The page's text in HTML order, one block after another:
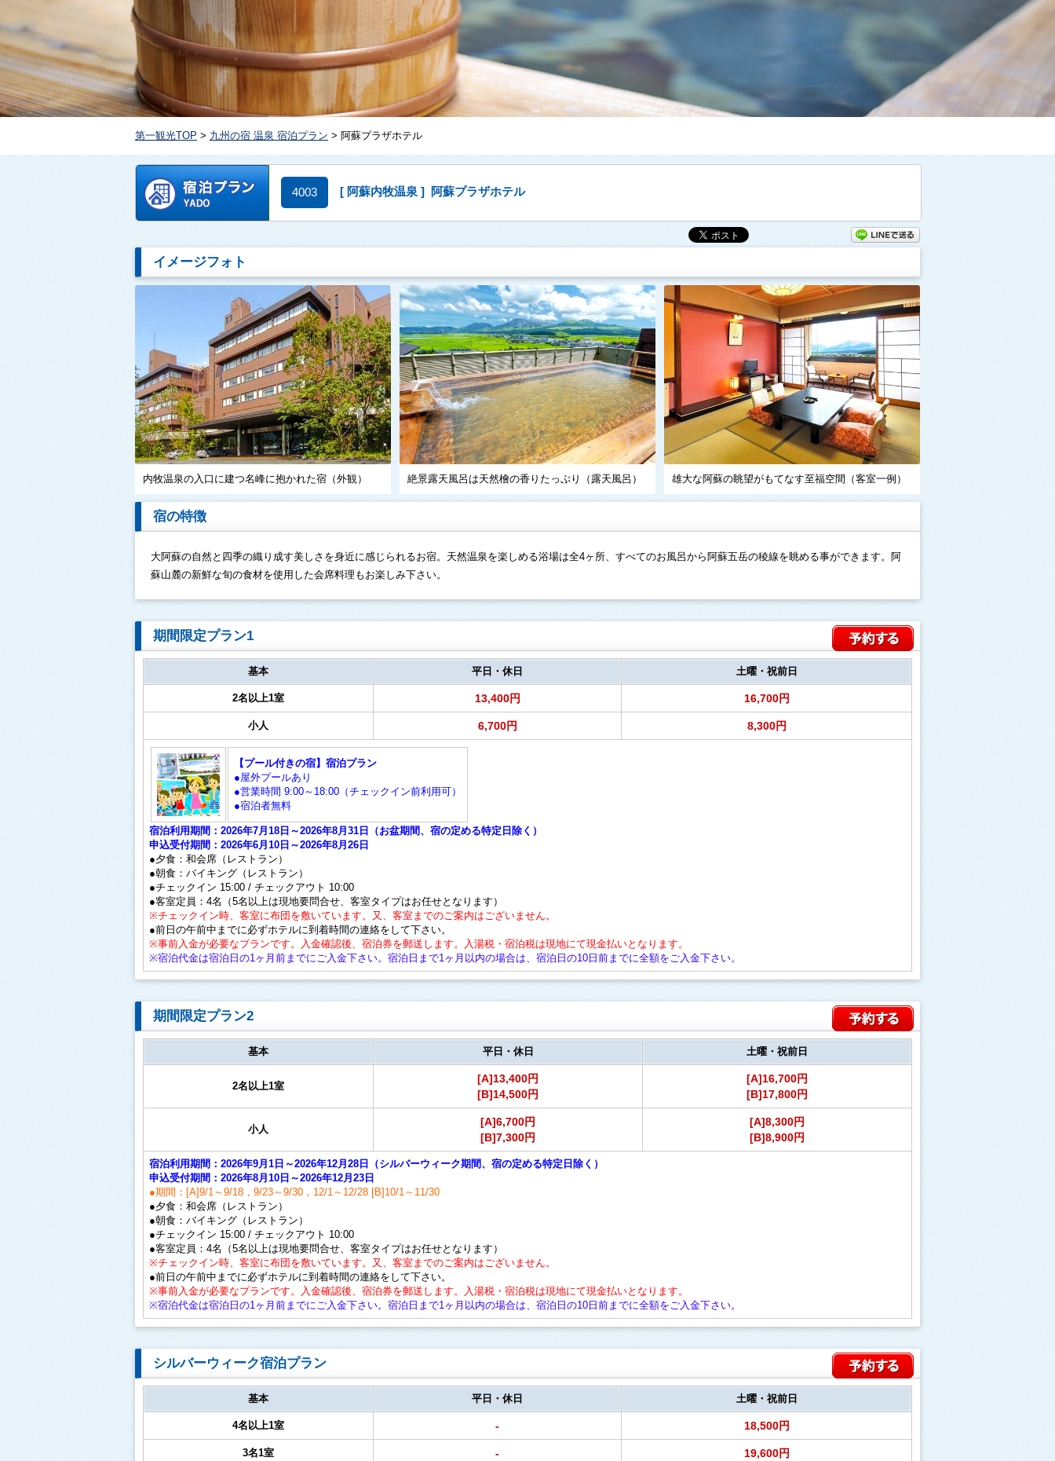
第一観光TOP > 九州の宿 温泉 宿泊プラン > 阿蘇プラザホテル
4003 [ 阿蘇内牧温泉 ] 阿蘇プラザホテル
イメージフォト
内牧温泉の入口に建つ名峰に抱かれた宿（外観） 絶景露天風呂は天然檜の香りたっぷり（露天風呂） 雄大な阿蘇の眺望がもてなす至福空間（客室一例）
宿の特徴
大阿蘇の自然と四季の織り成す美しさを身近に感じられるお宿。天然温泉を楽しめる浴場は全4ヶ所、すべてのお風呂から阿蘇五岳の稜線を眺める事ができます。阿
蘇山麓の新鮮な旬の食材を使用した会席料理もお楽しみ下さい。
期間限定プラン1
基本 平日・休日 土曜・祝前日
2名以上1室 13,400円 16,700円
小人 6,700円 8,300円
【プール付きの宿】宿泊プラン
●屋外プールあり
●営業時間 9:00～18:00（チェックイン前利用可）
●宿泊者無料
宿泊利用期間：2026年7月18日～2026年8月31日（お盆期間、宿の定める特定日除く）
申込受付期間：2026年6月10日～2026年8月26日
●夕食：和会席（レストラン）
●朝食：バイキング（レストラン）
●チェックイン 15:00 / チェックアウト 10:00
●客室定員：4名（5名以上は現地要問合せ、客室タイプはお任せとなります）
※チェックイン時、客室に布団を敷いています。又、客室までのご案内はございません。
●前日の午前中までに必ずホテルに到着時間の連絡をして下さい。
※事前入金が必要なプランです。入金確認後、宿泊券を郵送します。入湯税・宿泊税は現地にて現金払いとなります。
※宿泊代金は宿泊日の1ヶ月前までにご入金下さい。宿泊日まで1ヶ月以内の場合は、宿泊日の10日前までに全額をご入金下さい。
期間限定プラン2
基本 平日・休日 土曜・祝前日
2名以上1室
[A]13,400円
[B]14,500円
[A]16,700円
[B]17,800円
小人
[A]6,700円
[B]7,300円
[A]8,300円
[B]8,900円
宿泊利用期間：2026年9月1日～2026年12月28日（シルバーウィーク期間、宿の定める特定日除く）
申込受付期間：2026年8月10日～2026年12月23日
●期間：[A]9/1～9/18，9/23～9/30，12/1～12/28 [B]10/1～11/30
●夕食：和会席（レストラン）
●朝食：バイキング（レストラン）
●チェックイン 15:00 / チェックアウト 10:00
●客室定員：4名（5名以上は現地要問合せ、客室タイプはお任せとなります）
※チェックイン時、客室に布団を敷いています。又、客室までのご案内はございません。
●前日の午前中までに必ずホテルに到着時間の連絡をして下さい。
※事前入金が必要なプランです。入金確認後、宿泊券を郵送します。入湯税・宿泊税は現地にて現金払いとなります。
※宿泊代金は宿泊日の1ヶ月前までにご入金下さい。宿泊日まで1ヶ月以内の場合は、宿泊日の10日前までに全額をご入金下さい。
シルバーウィーク宿泊プラン
基本 平日・休日 土曜・祝前日
4名以上1室 - 18,500円
3名1室 - 19,600円